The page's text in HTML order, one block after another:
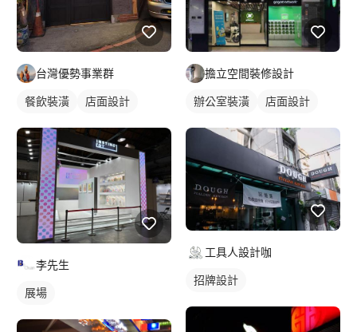
台灣優勢事業群
餐飲裝潢 店面設計
李先生
展場
擔立空間裝修設計
辦公室裝潢 店面設計
工具人設計咖
招牌設計